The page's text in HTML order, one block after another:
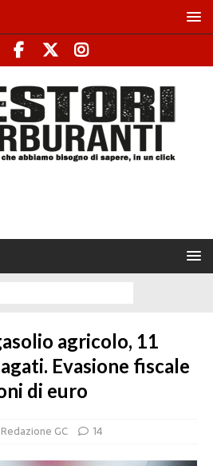
agricolo, 11
Evasione fiscale
di euro
Redazione GC 14